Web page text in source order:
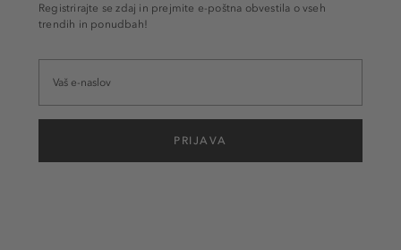
Registrirajte se zdaj in prejmite e-poštna obvestila o vseh
trendih in ponudbah!
PRIJAVA